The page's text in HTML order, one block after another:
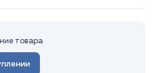
товара